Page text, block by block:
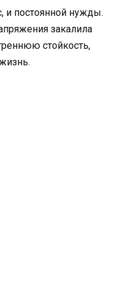
и постоянной нужды.
закалила
стойкость,